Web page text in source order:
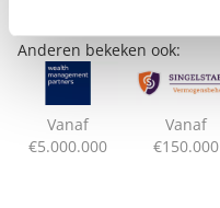
Anderen bekeken ook:
Vanaf
€5.000.000
Vanaf
€150.000